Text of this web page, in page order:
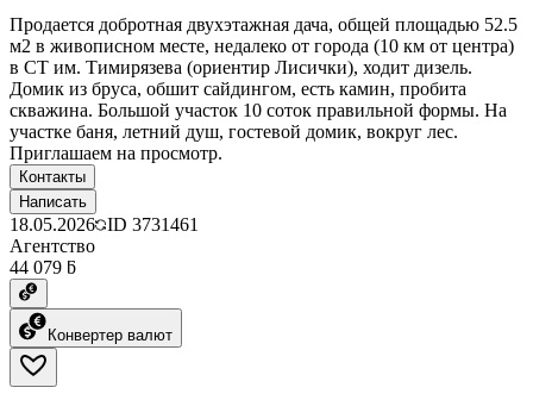
Продается добротная двухэтажная дача, общей площадью 52.5
м2 в живописном месте, недалеко от города (10 км от центра)
в СТ им. Тимирязева (ориентир Лисички), ходит дизель.
Домик из бруса, обшит сайдингом, есть камин, пробита
скважина. Большой участок 10 соток правильной формы. На
участке баня, летний душ, гостевой домик, вокруг лес.
Приглашаем на просмотр.
Контакты
Написать
18.05.2026 ID 3731461
Агентство
44 079 ƃ
Конвертер валют